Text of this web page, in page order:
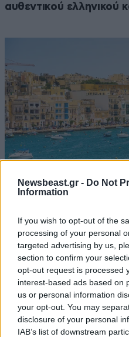
Newsbeast.gr - Do Not
Information
If you wish to opt-out of the
processing of your personal
targeted advertising by us,
section to confirm your
opt-out request is processed
interest-based ads based on
us or personal information
your opt-out. You may
disclosure of your personal
IAB’s list of downstream
αυθεντικού ελληνικού
τη μεγαλύτερη